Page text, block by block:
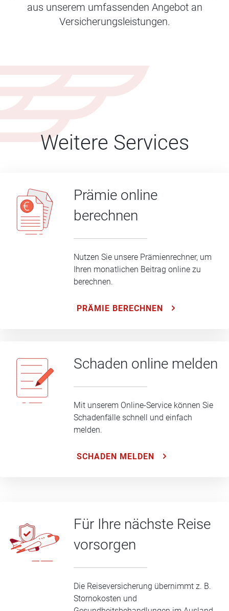
aus unserem umfassenden Angebot an
Versicherungsleistungen.
Weitere Services
Prämie online
berechnen
Nutzen Sie unsere Prämienrechner, um
Ihren monatlichen Beitrag online zu
berechnen.
PRÄMIE BERECHNEN
Schaden online melden
Mit unserem Online-Service können Sie
Schadenfälle schnell und einfach
melden.
SCHADEN MELDEN
Für Ihre nächste Reise
vorsorgen
Die Reiseversicherung übernimmt z. B.
Stornokosten und